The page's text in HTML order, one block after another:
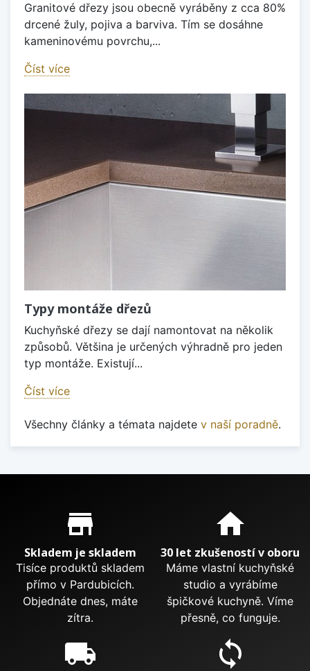
Granitové dřezy jsou obecně vyráběny z cca 80%
drcené žuly, pojiva a barviva. Tím se dosáhne
kameninovému povrchu,...
Číst více
Typy montáže dřezů
Kuchyňské dřezy se dají namontovat na několik
způsobů. Většina je určených výhradně pro jeden
typ montáže. Existují...
Číst více
Všechny články a témata najdete v naší poradně.
Proč nakupovat u nás?
store_mall_directory
Skladem je skladem
Tisíce produktů skladem
přímo v Pardubicích.
Objednáte dnes, máte
zítra.
home
30 let zkušeností v oboru
Máme vlastní kuchyňské
studio a vyrábíme
špičkové kuchyně. Víme
přesně, co funguje.
local_shipping sync